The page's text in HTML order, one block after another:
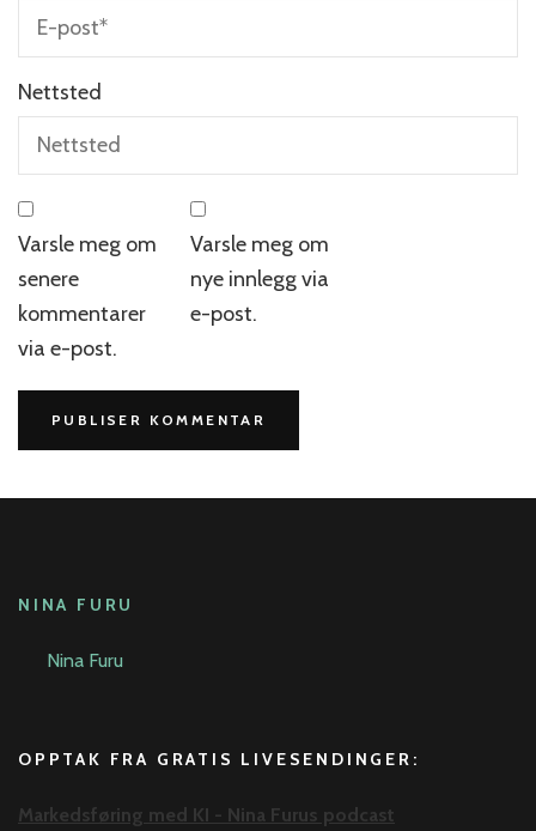
Nettsted
Varsle meg om
senere
kommentarer
via e-post.
Varsle meg om
nye innlegg via
e-post.
NINA FURU
Nina Furu
OPPTAK FRA GRATIS LIVESENDINGER:
Markedsføring med KI - Nina Furus podcast